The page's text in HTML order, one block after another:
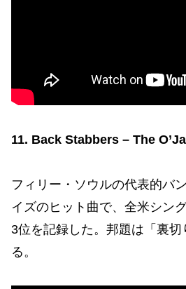
11. Back Stabbers – The
フィリー・ソウルの代表的バ
イズのヒット曲で、全米シン
3位を記録した。邦題は「裏
る。